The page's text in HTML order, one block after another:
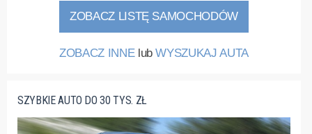
ZOBACZ LISTĘ SAMOCHODÓW
ZOBACZ INNElubWYSZUKAJ AUTA
SZYBKIE AUTO DO 30 TYS. ZŁ